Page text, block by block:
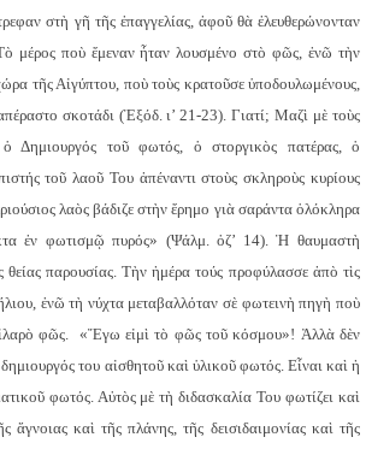
στὴ γῆ τῆς ἐπαγγελίας, ἀφοῦ θὰ ἐλευθερώνονταν
μέρος ποὺ ἔμεναν ἦταν λουσμένο στὸ φῶς, ἐνῶ τὴν
τῆς Αἰγύπτου, ποὺ τοὺς κρατοῦσε ὑποδουλωμένους,
σκοτάδι (Ἐξόδ. ι’ 21-23). Γιατί; Μαζὶ μὲ τοὺς
ὁ Δημιουργός τοῦ φωτός, ὁ στοργικὸς πατέρας, ὁ
τοῦ λαοῦ Του ἀπέναντι στοὺς σκληροὺς κυρίους
λαὸς βάδιζε στὴν ἔρημο γιὰ σαράντα ὁλόκληρα
ἐν φωτισμῷ πυρός» (Ψάλμ. ὀζ’ 14). Ἡ θαυμαστὴ
θείας παρουσίας. Τὴν ἡμέρα τούς προφύλασσε ἀπὸ τὶς
ἐνῶ τὴ νύχτα μεταβαλλόταν σὲ φωτεινὴ πηγὴ ποὺ
φῶς. «Ἔγω εἰμὶ τὸ φῶς τοῦ κόσμου»! Ἀλλὰ δὲν
δημιουργός του αἰσθητοῦ καὶ ὑλικοῦ φωτός. Εἶναι καὶ ἡ
φωτός. Αὐτὸς μὲ τὴ διδασκαλία Του φωτίζει καὶ
ἄγνοιας καὶ τῆς πλάνης, τῆς δεισιδαιμονίας καὶ τῆς